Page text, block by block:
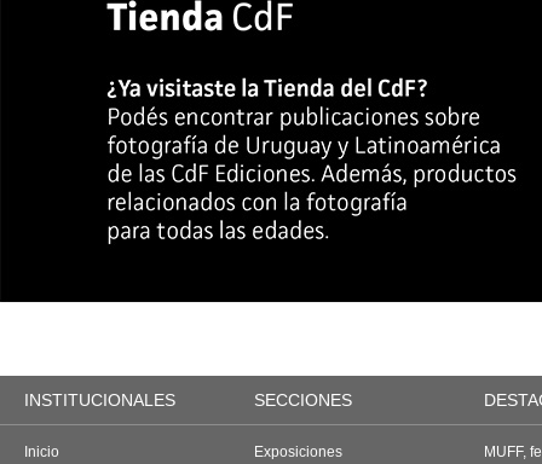
INSTITUCIONALES SECCIONES
Inicio
Exposiciones
MUFF,